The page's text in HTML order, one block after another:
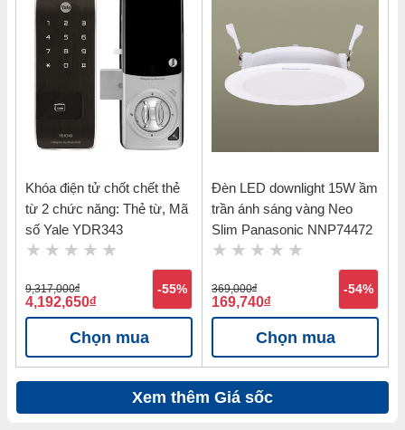
Khóa điện tử chốt chết thẻ
từ 2 chức năng: Thẻ từ, Mã
số Yale YDR343
9,317,000đ
4,192,650đ
-55%
Chọn mua
Đèn LED downlight 15W ầm
trần ánh sáng vàng Neo
Slim Panasonic NNP74472
369,000đ
169,740đ
-54%
Chọn mua
Xem thêm Giá sốc